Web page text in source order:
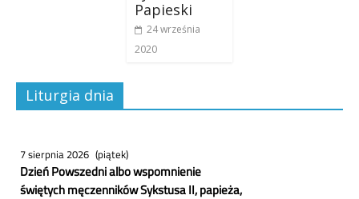
Papieski
24 września
2020
Liturgia dnia